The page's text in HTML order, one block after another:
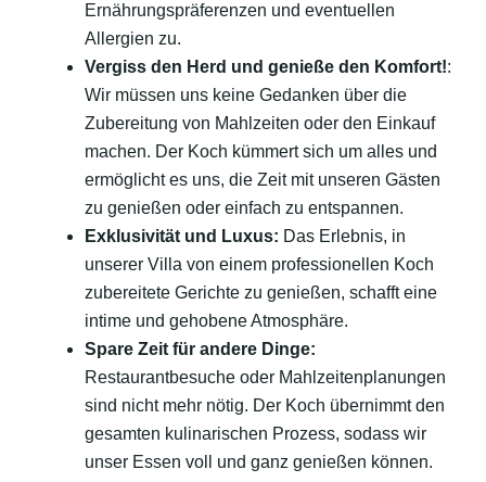
Ernährungspräferenzen und eventuellen
Allergien zu.
Vergiss den Herd und genieße den Komfort!:
Wir müssen uns keine Gedanken über die
Zubereitung von Mahlzeiten oder den Einkauf
machen. Der Koch kümmert sich um alles und
ermöglicht es uns, die Zeit mit unseren Gästen
zu genießen oder einfach zu entspannen.
Exklusivität und Luxus: Das Erlebnis, in
unserer Villa von einem professionellen Koch
zubereitete Gerichte zu genießen, schafft eine
intime und gehobene Atmosphäre.
Spare Zeit für andere Dinge:
Restaurantbesuche oder Mahlzeitenplanungen
sind nicht mehr nötig. Der Koch übernimmt den
gesamten kulinarischen Prozess, sodass wir
unser Essen voll und ganz genießen können.